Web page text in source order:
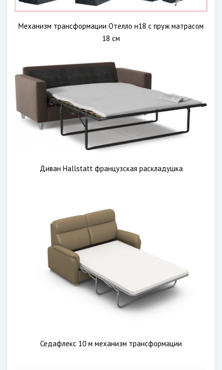
Механизм трансформации Отелло н18 с пруж матрасом
18 см
Диван Hallstatt французская раскладушка
Седафлекс 10 м механизм трансформации